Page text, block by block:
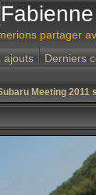
partager
ajouts Derniers
Meeting